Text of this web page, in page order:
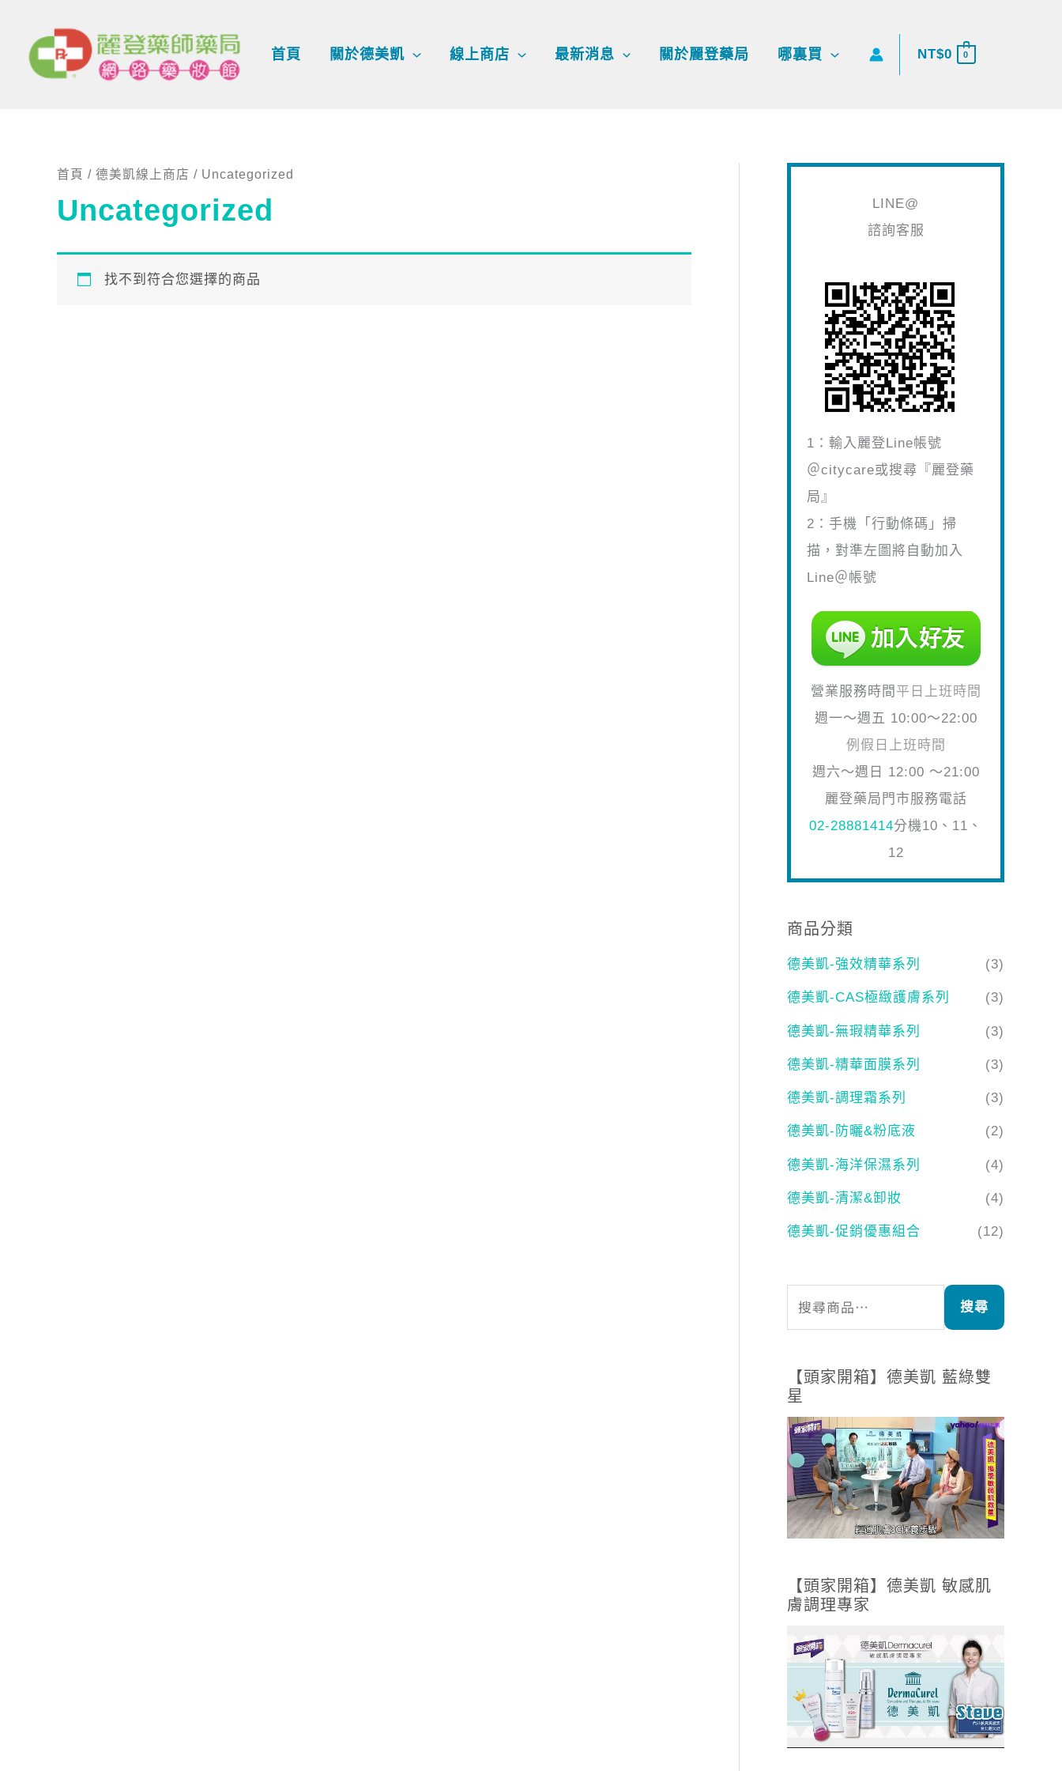
首頁 關於德美凱 線上商店 最新消息 關於麗登藥局 哪裏買 NT$0 0
首頁 / 德美凱線上商店 / Uncategorized
Uncategorized
找不到符合您選擇的商品
LINE@
諮詢客服
1：輸入麗登Line帳號
＠citycare或搜尋『麗登藥
局』
2：手機「行動條碼」掃
描，對準左圖將自動加入
Line＠帳號
營業服務時間 平日上班時間
週一～週五 10:00～22:00
例假日上班時間
週六～週日 12:00 ～21:00
麗登藥局門市服務電話
02-28881414分機10、11、
12
商品分類
德美凱-強效精華系列 (3)
德美凱-CAS極緻護膚系列 (3)
德美凱-無瑕精華系列 (3)
德美凱-精華面膜系列 (3)
德美凱-調理霜系列 (3)
德美凱-防曬&粉底液 (2)
德美凱-海洋保濕系列 (4)
德美凱-清潔&卸妝 (4)
德美凱-促銷優惠組合 (12)
關
搜尋
【頭家開箱】德美凱 藍綠雙
星
【頭家開箱】德美凱 敏感肌
膚調理專家